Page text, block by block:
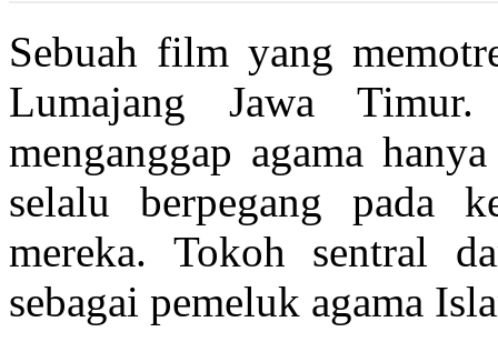
Sebuah film yang
Lumajang Jawa
menganggap agama
selalu berpegang pada
mereka. Tokoh sentral
sebagai pemeluk agama